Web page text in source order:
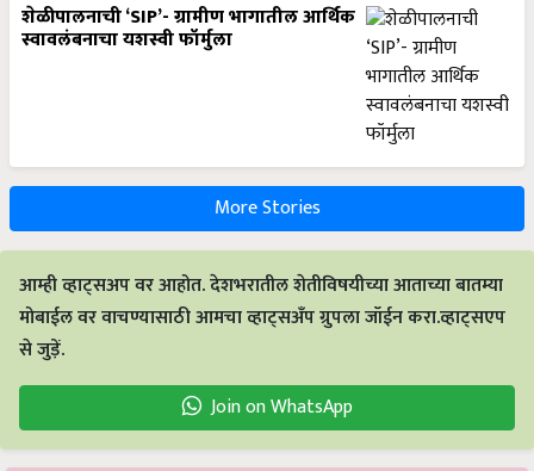
शेळीपालनाची ‘SIP’- ग्रामीण भागातील आर्थिक
स्वावलंबनाचा यशस्वी फॉर्मुला
More Stories
आम्ही व्हाट्सअप वर आहोत. देशभरातील शेतीविषयीच्या आताच्या बातम्या
मोबाईल वर वाचण्यासाठी आमचा व्हाट्सअँप ग्रुपला जॉईन करा.व्हाट्सएप
से जुड़ें.
Join on WhatsApp